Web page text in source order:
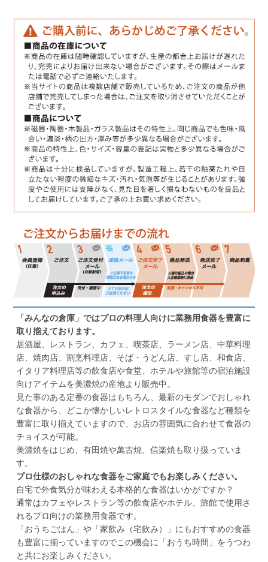
「みんなの倉庫」ではプロの料理人向けに業務用食器を豊富に
取り揃えております。
居酒屋、レストラン、カフェ、喫茶店、ラーメン店、中華料理
店、焼肉店、割烹料理店、そば・うどん店、すし店、和食店、
イタリア料理店等の飲食店や食堂、ホテルや旅館等の宿泊施設
向けアイテムを美濃焼の産地より販売中。
見た事のある定番の食器はもちろん、最新のモダンでおしゃれ
な食器から、どこか懐かしいレトロスタイルな食器など種類を
豊富に取り揃えていますので、お店の雰囲気に合わせて食器の
チョイスが可能。
美濃焼をはじめ、有田焼や萬古焼、信楽焼も取り扱っていま
す。
プロ仕様のおしゃれな食器をご家庭でもお楽しみください。
自宅で外食気分が味わえる本格的な食器はいかがですか？
通常はカフェやレストラン等の飲食店やホテル、旅館で使用さ
れるプロ向けの業務用食器です。
「おうちごはん」や「家飲み（宅飲み）」にもおすすめの食器
も豊富に揃っていますのでこの機会に「おうち時間」をうつわ
と共にお楽しみください。